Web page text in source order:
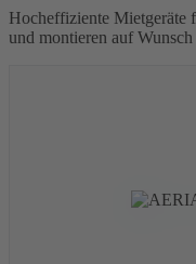
Hocheffiziente Mietgeräte
und montieren auf